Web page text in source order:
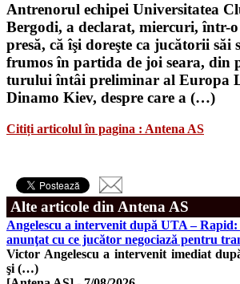
Antrenorul echipei Universitatea
Bergodi, a declarat, miercuri, într-
presă, că îşi doreşte ca jucătorii săi
frumos în partida de joi seara, din
turului întâi preliminar al Europa
Dinamo Kiev, despre care a (…)
Citiți articolul în pagina : Antena AS
Alte articole din Antena AS
Angelescu a intervenit după UTA –
anunţat cu ce jucător negociază pentru
Victor Angelescu a intervenit imediat
şi (…)